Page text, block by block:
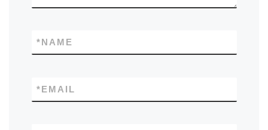
NAME
*
EMAIL
*